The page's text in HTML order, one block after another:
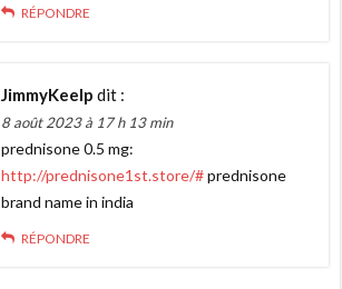
RÉPONDRE
JimmyKeelp dit :
8 août 2023 à 17 h 13 min
prednisone 0.5 mg:
http://prednisone1st.store/#prednisone
brand name in india
RÉPONDRE